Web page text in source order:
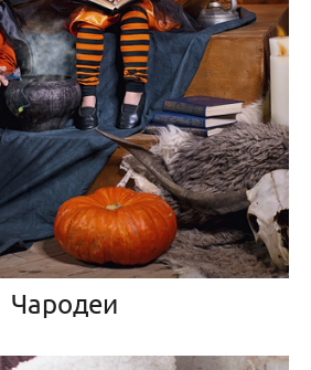
Чародеи